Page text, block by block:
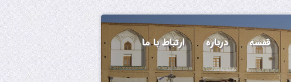
قفسه درباره ارتباط با ما